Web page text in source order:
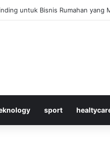
Saham untuk Mendapatkan
sport